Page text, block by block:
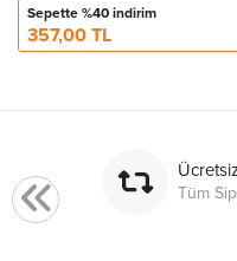
Sepette %40 indirim
357,00 TL
Tüm